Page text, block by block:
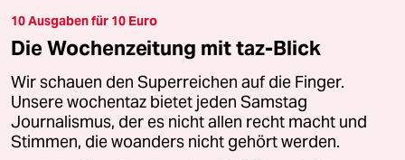
10 Ausgaben für 10 Euro
Die Wochenzeitung mit taz-Blick
Wir schauen den Superreichen auf die Finger.
Unsere wochentaz bietet jeden Samstag
Journalismus, der es nicht allen recht macht und
Stimmen, die woanders nicht gehört werden.